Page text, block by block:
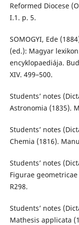
Reformed Diocese
I.1. p. 5.
SOMOGYI, Ede
(ed.): Magyar
encyklopaediája.
XIV. 499–500.
Students’ notes
Astronomia (1835).
Students’ notes
Chemia (1816).
Students’ notes
Figurae
R298.
Students’ notes
Mathesis applicata